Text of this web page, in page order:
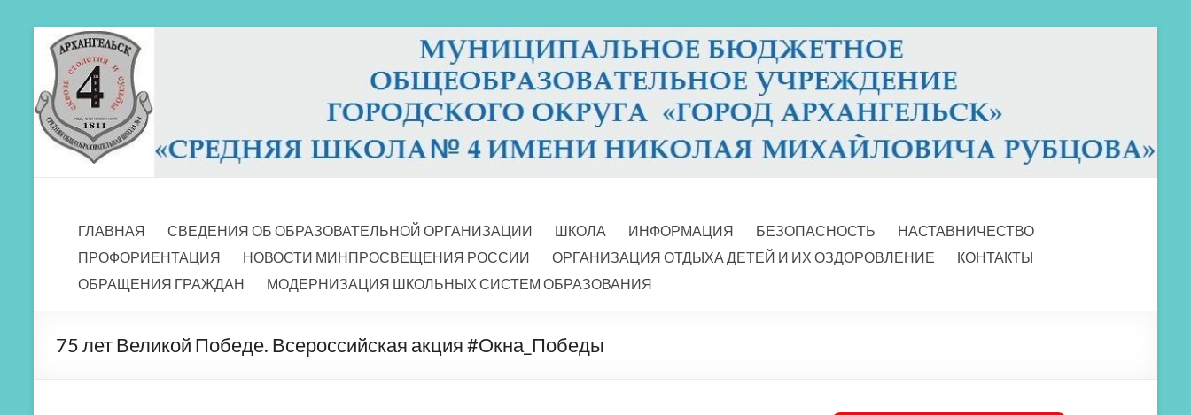
Перейти
содержимому
МБОУ СШ 4
ГЛАВНАЯ
СВЕДЕНИЯ ОБ ОБРАЗОВАТЕЛЬНОЙ ОРГАНИЗАЦИИ ШКОЛА ИНФОРМАЦИЯ БЕЗОПАСНОСТЬ
НАСТАВНИЧЕСТВО
ПРОФОРИЕНТАЦИЯ
НОВОСТИ МИНПРОСВЕЩЕНИЯ РОССИИ ОРГАНИЗАЦИЯ ОТДЫХА ДЕТЕЙ И ИХ ОЗДОРОВЛЕНИЕ
КОНТАКТЫ
ОБРАЩЕНИЯ ГРАЖДАН
МОДЕРНИЗАЦИЯ ШКОЛЬНЫХ СИСТЕМ ОБРАЗОВАНИЯ
75 лет Великой Победе. Всероссийская акция #Окна_Победы